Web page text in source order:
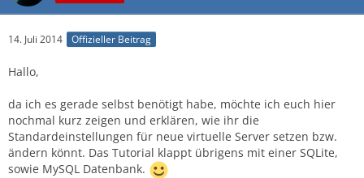
14. Juli 2014 Offizieller Beitrag
Hallo,
da ich es gerade selbst benötigt habe, möchte ich euch hier
nochmal kurz zeigen und erklären, wie ihr die
Standardeinstellungen für neue virtuelle Server setzen bzw.
ändern könnt. Das Tutorial klappt übrigens mit einer SQLite,
sowie MySQL Datenbank.